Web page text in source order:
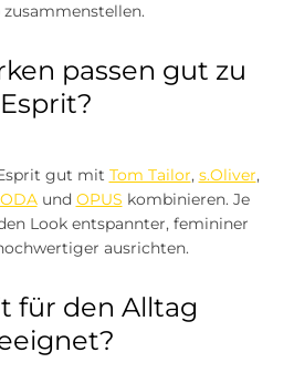
zusammenstellen.
passen gut zu
Esprit?
gut mit Tom Tailor, s.Oliver,
und OPUS kombinieren. Je
Look entspannter, femininer
ausrichten.
für den Alltag